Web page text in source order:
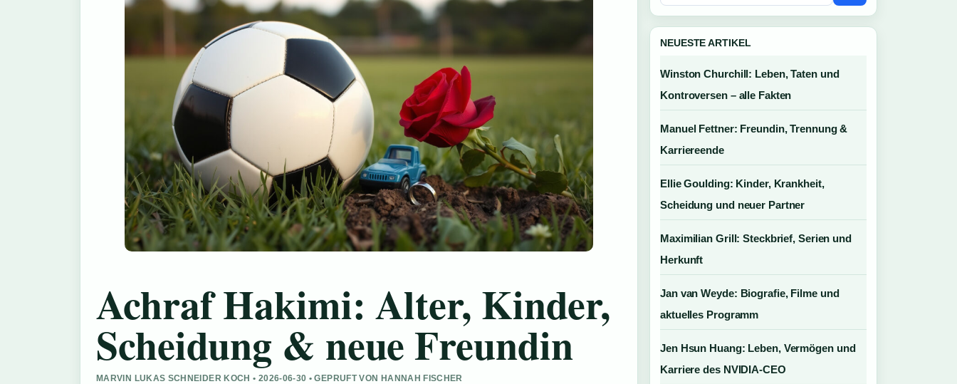
Achraf Hakimi: Alter, Kinder,
Scheidung & neue Freundin
MARVIN LUKAS SCHNEIDER KOCH • 2026-06-30 • GEPRUFT VON HANNAH FISCHER
NEUESTE ARTIKEL
Winston Churchill: Leben, Taten und
Kontroversen – alle Fakten
Manuel Fettner: Freundin, Trennung &
Karriereende
Ellie Goulding: Kinder, Krankheit,
Scheidung und neuer Partner
Maximilian Grill: Steckbrief, Serien und
Herkunft
Jan van Weyde: Biografie, Filme und
aktuelles Programm
Jen Hsun Huang: Leben, Vermögen und
Karriere des NVIDIA-CEO